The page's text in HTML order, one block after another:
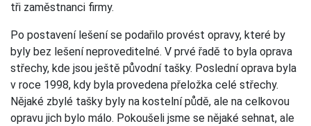
tři zaměstnanci firmy.
Po postavení lešení se podařilo provést opravy, které by
byly bez lešení neproveditelné. V prvé řadě to byla oprava
střechy, kde jsou ještě původní tašky. Poslední oprava byla
v roce 1998, kdy byla provedena přeložka celé střechy.
Nějaké zbylé tašky byly na kostelní půdě, ale na celkovou
opravu jich bylo málo. Pokoušeli jsme se nějaké sehnat, ale